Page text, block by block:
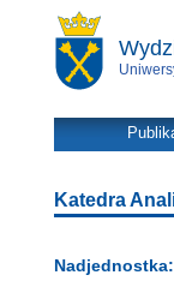
Katedra
Nadjednostka: